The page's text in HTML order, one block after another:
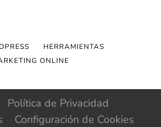
HERRAMIENTAS
ONLINE
Política de Privacidad
Configuración de Cookies